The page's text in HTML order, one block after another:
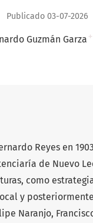
Publicado 03-07-2026
Guzmán Garza +
Reyes en
de Nuevo
como
y
Naranjo,